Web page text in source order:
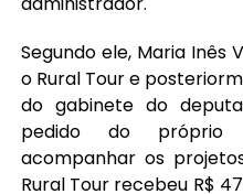
Segundo ele, Maria Inês
o Rural Tour e
do gabinete do
pedido do próprio
acompanhar os
Rural Tour recebeu R$